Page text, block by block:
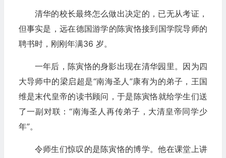
清华的校长最终怎么做出决定的，已无从考证，
但事实是，远在德国游学的陈寅恪接到国学院导师的
聘书时，刚刚年满36 岁。
一年后，陈寅恪的身影出现在清华园里。因为四
大导师中的梁启超是“南海圣人”康有为的弟子，王国
维是末代皇帝的读书顾问，于是陈寅恪就给学生们送
了一副对联：“南海圣人再传弟子，大清皇帝同学少
年”。
令师生们惊叹的是陈寅恪的博学。他在课堂上讲